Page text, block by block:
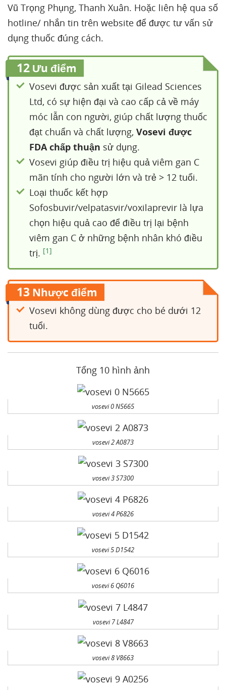
Vũ Trọng Phụng, Thanh Xuân. Hoặc liên hệ qua số
hotline/ nhắn tin trên website để được tư vấn sử
dụng thuốc đúng cách.
12 Ưu điểm
Vosevi được sản xuất tại Gilead Sciences
Ltd, có sự hiện đại và cao cấp cả về máy
móc lẫn con người, giúp chất lượng thuốc
đạt chuẩn và chất lượng, Vosevi được
FDA chấp thuận sử dụng.
Vosevi giúp điều trị hiệu quả viêm gan C
mãn tính cho người lớn và trẻ > 12 tuổi.
Loại thuốc kết hợp
Sofosbuvir/velpatasvir/voxilaprevir là lựa
chọn hiệu quả cao để điều trị lại bệnh
viêm gan C ở những bệnh nhân khó điều
trị. [1]
13 Nhược điểm
Vosevi không dùng được cho bé dưới 12
tuổi.
Tổng 10 hình ảnh
vosevi 0 N5665
vosevi 2 A0873
vosevi 3 S7300
vosevi 4 P6826
vosevi 5 D1542
vosevi 6 Q6016
vosevi 7 L4847
vosevi 8 V8663